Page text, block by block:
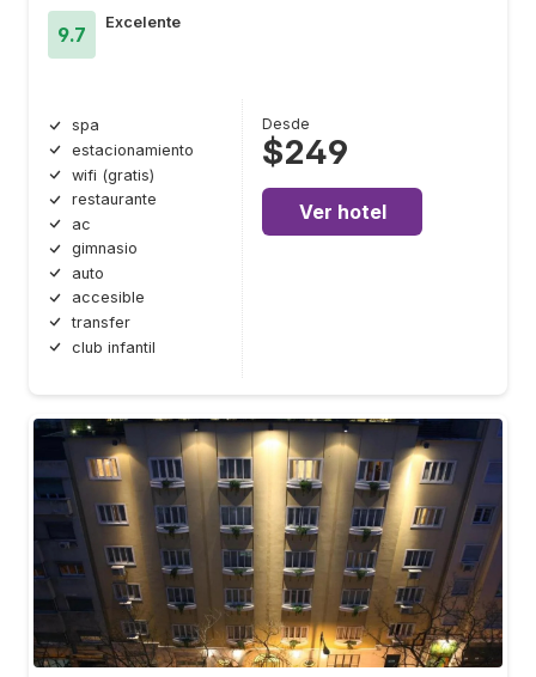
9.7
Excelente
spa
estacionamiento
wifi (gratis)
restaurante
ac
gimnasio
auto
accesible
transfer
club infantil
Desde
$249
Ver hotel